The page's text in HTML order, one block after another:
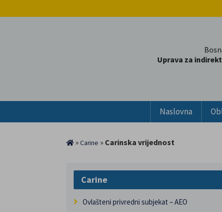
Uprava za
Naslovna
»Carine » Carinska vrijednost
Carine
Ovlašteni privredni subjekat – AEO